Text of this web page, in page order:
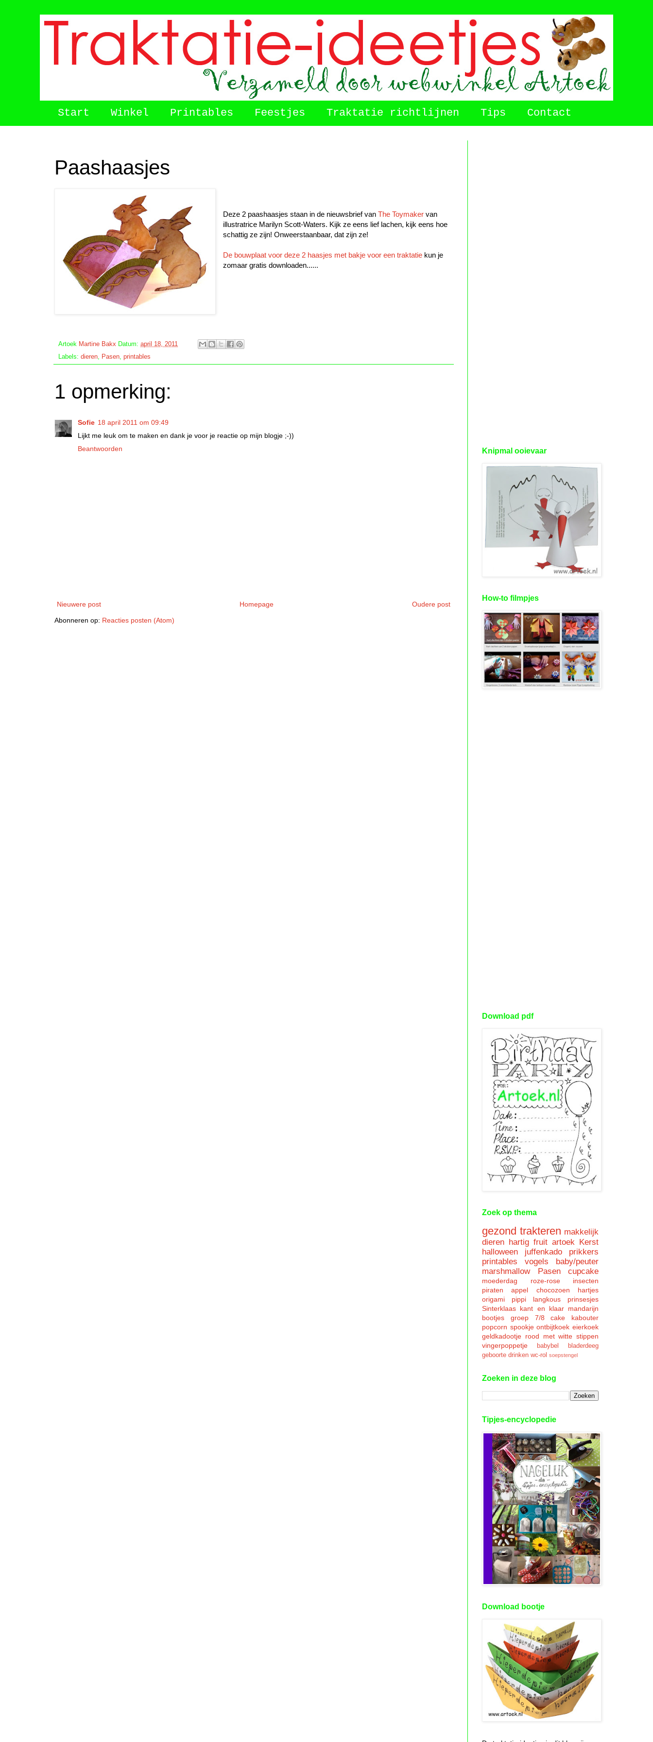
Start Winkel Printables Feestjes Traktatie richtlijnen Tips Contact
Paashaasjes
Deze 2 paashaasjes staan in de nieuwsbrief vanThe Toymaker van
illustratrice Marilyn Scott-Waters. Kijk ze eens lief lachen, kijk eens hoe
schattig ze zijn! Onweerstaanbaar, dat zijn ze!
De bouwplaat voor deze 2 haasjes met bakje voor een traktatie kun je
zomaar gratis downloaden......
Artoek Martine Bakx Datum: april 18, 2011
Labels: dieren, Pasen, printables
1 opmerking:
Sofie 18 april 2011 om 09:49
Lijkt me leuk om te maken en dank je voor je reactie op mijn blogje ;-))
Beantwoorden
Nieuwere post Oudere post
Homepage
Abonneren op: Reacties posten (Atom)
Knipmal ooievaar
How-to filmpjes
Download pdf
Zoek op thema
gezond trakteren makkelijk
dieren hartig fruit artoek
Kerst
halloween
juffenkado
prikkers
printables
vogels
baby/peuter
marshmallow
Pasen cupcake
moederdag roze-rose
insecten
piraten
appel chocozoen
hartjes
origami
pippi langkous
prinsesjes
Sinterklaas kant en klaar mandarijn
bootjes
groep 7/8 cake
kabouter
popcorn spookje ontbijtkoek eierkoek
geldkadootje rood met witte stippen
vingerpoppetje
babybel
bladerdeeg
geboorte drinken wc-rol soepstengel
Zoeken in deze blog
Tipjes-encyclopedie
Download bootje